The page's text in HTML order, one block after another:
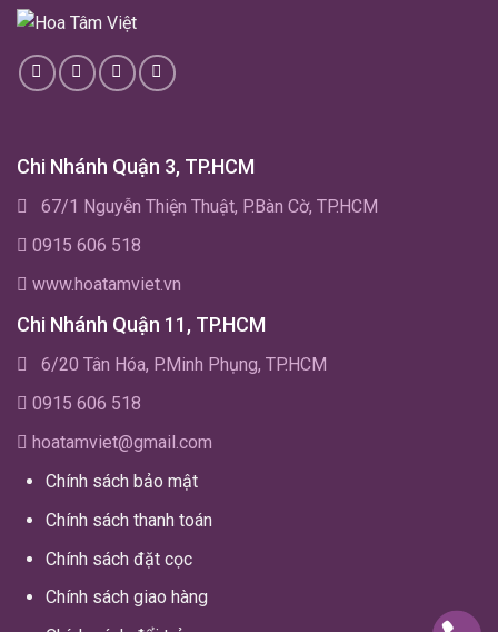
Chi Nhánh Quận 3, TP.HCM
67/1 Nguyễn Thiện Thuật, P.Bàn Cờ, TP.HCM
0915 606 518
www.hoatamviet.vn
Chi Nhánh Quận 11, TP.HCM
6/20 Tân Hóa, P.Minh Phụng, TP.HCM
0915 606 518
hoatamviet@gmail.com
Chính sách bảo mật
Chính sách thanh toán
Chính sách đặt cọc
Chính sách giao hàng